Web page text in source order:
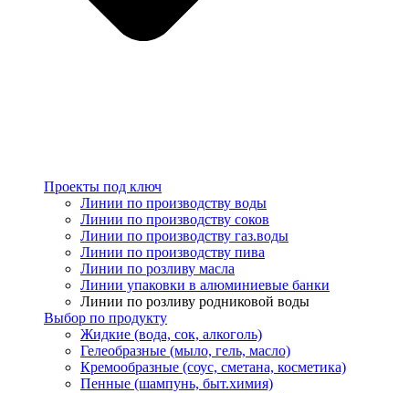
Проекты под ключ
Линии по производству воды
Линии по производству соков
Линии по производству газ.воды
Линии по производству пива
Линии по розливу масла
Линии упаковки в алюминиевые банки
Линии по розливу родниковой воды
Выбор по продукту
Жидкие (вода, сок, алкоголь)
Гелеобразные (мыло, гель, масло)
Кремообразные (соус, сметана, косметика)
Пенные (шампунь, быт.химия)